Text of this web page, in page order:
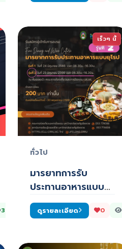
302
เร็วๆ นี้
ทั่วไป
มารยาทการรับ
ประทานอาหารแบบ
ยุโรป (Fine Dining
and W…
ดูรายละเอียด 0